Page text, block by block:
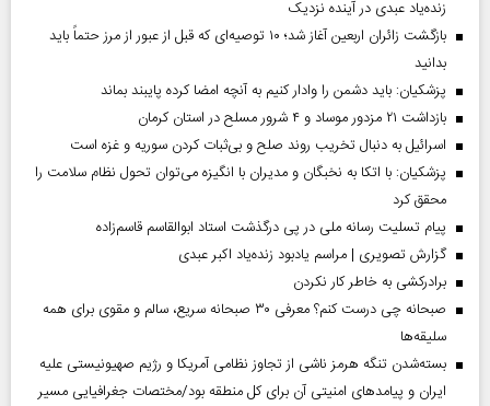
زنده‌یاد عبدی در آینده نزدیک
بازگشت زائران اربعین آغاز شد؛ ۱۰ توصیه‌ای که قبل از عبور از مرز حتماً باید
بدانید
پزشکیان: باید دشمن را وادار کنیم به آنچه امضا کرده پایبند بماند
بازداشت ۲۱ مزدور موساد و ۴ شرور مسلح در استان کرمان
اسرائیل به دنبال تخریب روند صلح و بی‌ثبات کردن سوریه و غزه است
پزشکیان: با اتکا به نخبگان و مدیران با انگیزه می‌توان تحول نظام سلامت را
محقق کرد
پیام تسلیت رسانه ملی در پی درگذشت استاد ابوالقاسم قاسم‌زاده
گزارش تصویری | مراسم یادبود زنده‌یاد اکبر عبدی
برادرکشی به خاطر کار نکردن
صبحانه چی درست کنم؟ معرفی ۳۰ صبحانه سریع، سالم و مقوی برای همه
سلیقه‌ها
بسته‌شدن تنگه هرمز ناشی از تجاوز نظامی آمریکا و رژیم صهیونیستی علیه
ایران و پیامد‌های امنیتی آن برای کل منطقه بود/مختصات جغرافیایی مسیر